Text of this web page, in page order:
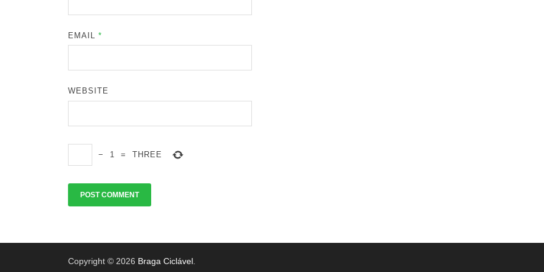
EMAIL*
WEBSITE
− 1 = THREE
Copyright © 2026 Braga Ciclável